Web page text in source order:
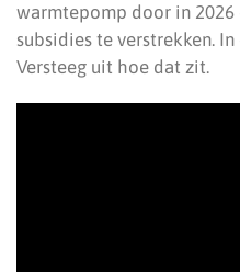
warmtepomp door in
subsidies te verstrekken.
Versteeg uit hoe dat zit.